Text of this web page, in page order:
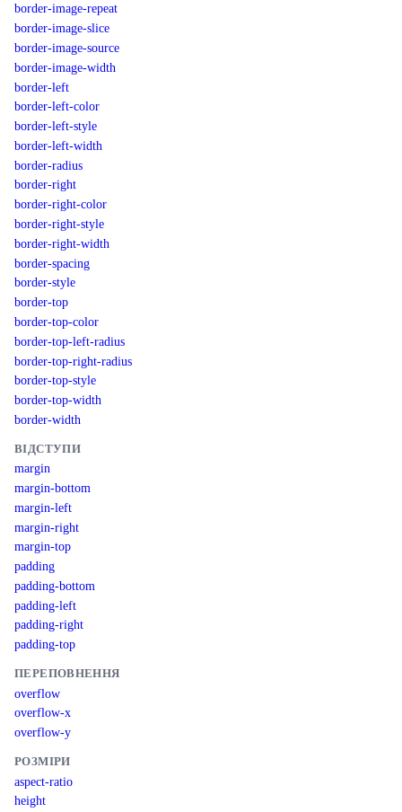
border-image-repeat
border-image-slice
border-image-source
border-image-width
border-left
border-left-color
border-left-style
border-left-width
border-radius
border-right
border-right-color
border-right-style
border-right-width
border-spacing
border-style
border-top
border-top-color
border-top-left-radius
border-top-right-radius
border-top-style
border-top-width
border-width
ВІДСТУПИ
margin
margin-bottom
margin-left
margin-right
margin-top
padding
padding-bottom
padding-left
padding-right
padding-top
ПЕРЕПОВНЕННЯ
overflow
overflow-x
overflow-y
РОЗМІРИ
aspect-ratio
height